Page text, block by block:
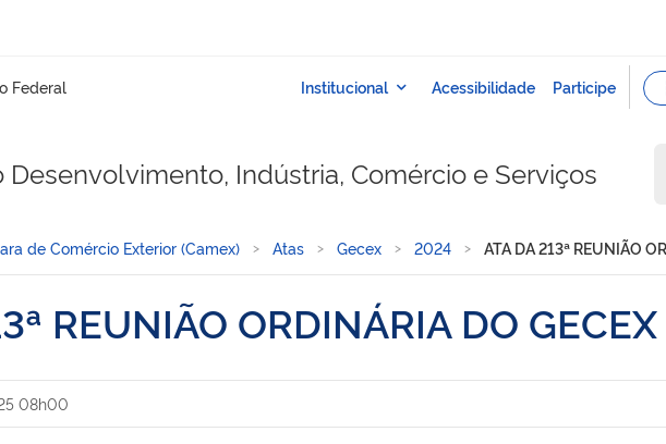
navegação
Desenvolvimento, Indústria, Comércio e Serviços
de Comércio Exterior (Camex) Atas Gecex 2024 ATA DA 213ª REUNIÃO
REUNIÃO ORDINÁRIA DO
08h00